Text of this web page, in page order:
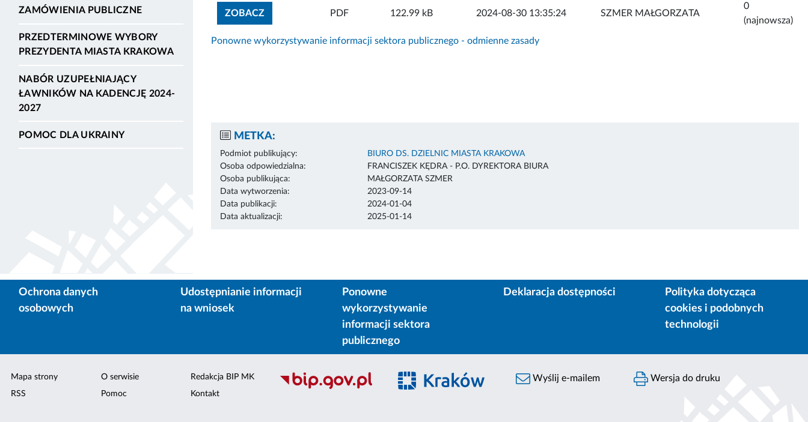
ZAMÓWIENIA PUBLICZNE
PRZEDTERMINOWE WYBORY
PREZYDENTA MIASTA KRAKOWA
NABÓR UZUPEŁNIAJĄCY
ŁAWNIKÓW NA KADENCJĘ 2024-
2027
POMOC DLA UKRAINY
ZOBACZZOBACZ ZAŁĄCZNIK
PDF 122.99 kB 2024-08-30 13:35:24 SZMER MAŁGORZATA
0
(najnowsza)
Ponowne wykorzystywanie informacji sektora publicznego - odmienne zasady
METKA:
Podmiot publikujący:
BIURO DS. DZIELNIC MIASTA KRAKOWA
Osoba odpowiedzialna:
FRANCISZEK KĘDRA - P.O. DYREKTORA BIURA
Osoba publikująca:
MAŁGORZATA SZMER
Data wytworzenia:
2023-09-14
Data publikacji:
2024-01-04
Data aktualizacji:
2025-01-14
Ochrona danych
osobowych
Udostępnianie informacji
na wniosek
Ponowne
wykorzystywanie
informacji sektora
publicznego
Deklaracja dostępności
Polityka dotycząca
cookies i podobnych
technologii
Mapa strony
RSS
O serwisie
Pomoc
Redakcja BIP MK
Kontakt
Wyślij e-mailem Wersja do druku